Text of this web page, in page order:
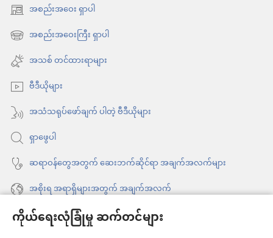
ကိုယ်ရေးလုံခြုံမှု ဆက်တင်များ
အစည်းအဝေး ရှာပါ
(window
အသစ်
င့်
နေ
ပါ
တယ်)
အစည်းအဝေးကြီး ရှာပါ
(window
အသစ်
င့်
နေ
ပါ
တယ်)
အသစ် တင်ထားရာများ
ဗီဒီယိုများ
အသံသရုပ်ဖော်ချက် ပါတဲ့ ဗီဒီယိုများ
ရှာဖွေပါ
ဆရာဝန်တွေအတွက် ဆေးဘက်ဆိုင်ရာ အချက်အလက်များ
အစိုးရ အရာရှိများအတွက် အချက်အလက်
အကူအညီ